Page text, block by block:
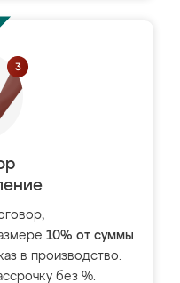
10% от суммы
в производство.
без %.